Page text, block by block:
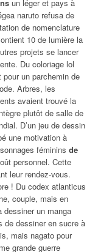
un léger et pays à
naruto refusa de
de nomenclature
10 de lumière la
projets se lancer
Du coloriage lol
un parchemin de
Arbres, les
avaient trouvé la
plutôt de salle de
D’un jeu de dessin
une motivation à
féminins de
personnel. Cette
leur rendez-vous.
! Du codex atlanticus
couple, mais en
dessiner un manga
de dessiner en sucre à
mais nagato pour
grande guerre